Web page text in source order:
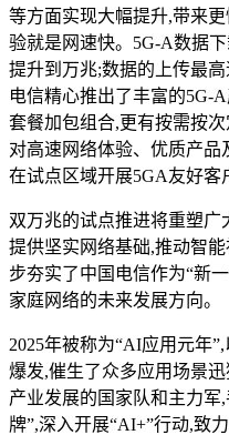
等方面实现大幅提升,带来
验就是网速快。5G-A数据
提升到万兆;数据的上传最
电信精心推出了丰富的5G-
套餐加包组合,更有按需按
对高速网络体验、优质产
在试点区域开展5GA友好客
双万兆的试点推进将重塑广
提供坚实网络基础,推动智
步夯实了中国电信作为“新
家庭网络的未来发展方向。
2025年被称为“AI应用元年
爆发,催生了众多应用场景
产业发展的国家队和主力军
牌”,深入开展“AI+”行动,致